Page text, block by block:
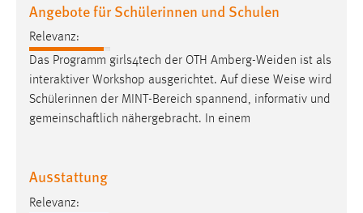
Angebote für Schülerinnen und Schulen
Relevanz:
Das Programm girls4tech der OTH Amberg-Weiden ist als
interaktiver Workshop ausgerichtet. Auf diese Weise wird
Schülerinnen der MINT-Bereich spannend, informativ und
gemeinschaftlich nähergebracht. In einem
Ausstattung
Relevanz:
Name:
Zweck:
Dieser Cookie ist notwendig um sich an der Website
einloggen zu können.
Cookie Laufzeit:
STATISTIK